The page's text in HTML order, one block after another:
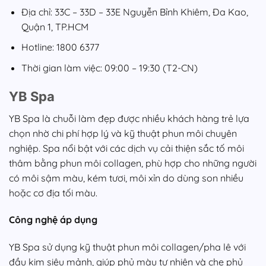
Địa chỉ: 33C – 33D – 33E Nguyễn Bỉnh Khiêm, Đa Kao,
Quận 1, TP.HCM
Hotline: 1800 6377
Thời gian làm việc: 09:00 – 19:30 (T2-CN)
YB Spa
YB Spa là chuỗi làm đẹp được nhiều khách hàng trẻ lựa
chọn nhờ chi phí hợp lý và kỹ thuật phun môi chuyên
nghiệp. Spa nổi bật với các dịch vụ cải thiện sắc tố môi
thâm bằng phun môi collagen, phù hợp cho những người
có môi sậm màu, kém tươi, môi xỉn do dùng son nhiều
hoặc cơ địa tối màu.
Công nghệ áp dụng
YB Spa sử dụng kỹ thuật phun môi collagen/pha lê với
đầu kim siêu mảnh, giúp phủ màu tự nhiên và che phủ